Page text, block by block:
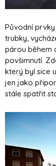
Původní
trubky,
párou během
povšimnutí.
který byl sice
jen jako
stále spatřit